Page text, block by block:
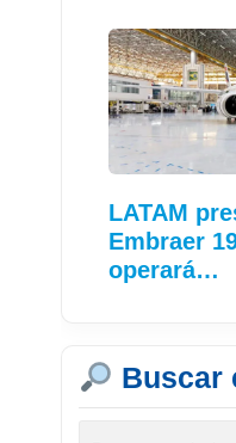
LATAM
Embraer
operará…
Buscar